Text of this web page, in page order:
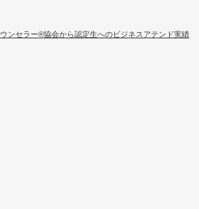
ンセラー®協会から認定生へのビジネスアテンド実績